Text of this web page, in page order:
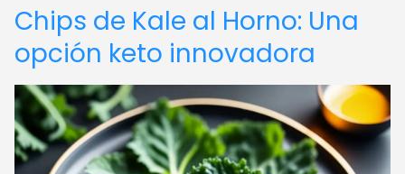
Chips de Kale al Horno: Una
opción keto innovadora